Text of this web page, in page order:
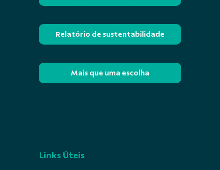
Relatório de sustentabilidade
Mais que uma escolha
Links Úteis